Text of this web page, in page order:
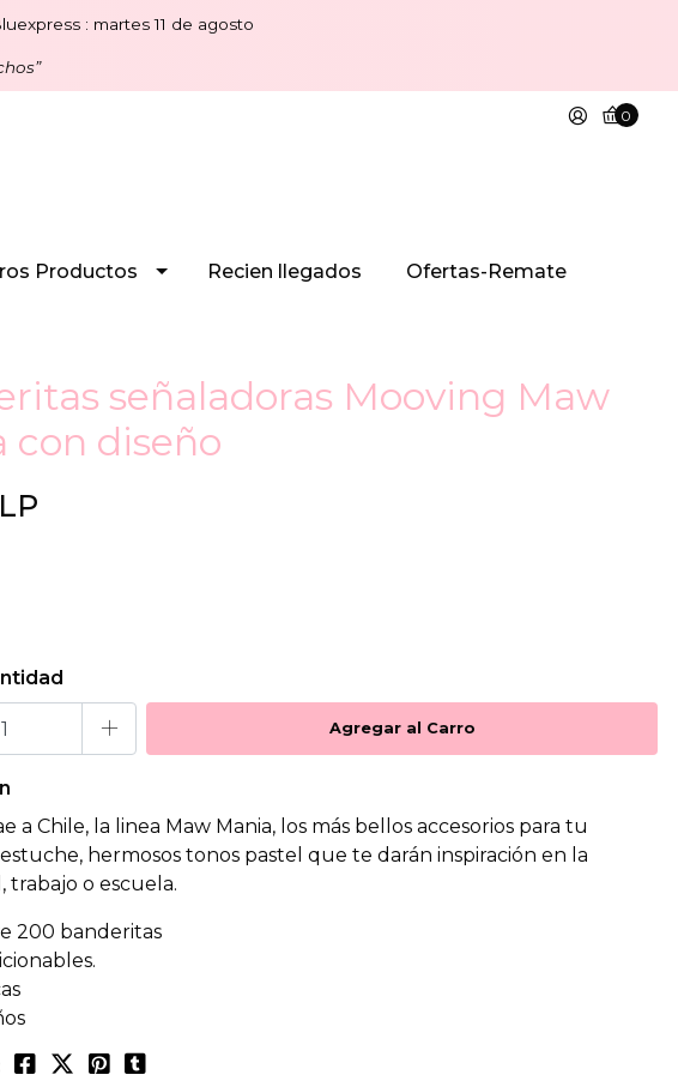
: martes 11 de agosto
0
Productos Recien llegados Ofertas-Remate
señaladoras Mooving Maw
con diseño
+
a Chile, la linea Maw Mania, los más bellos accesorios para tu
hermosos tonos pastel que te darán inspiración en la
trabajo o escuela.
200 banderitas